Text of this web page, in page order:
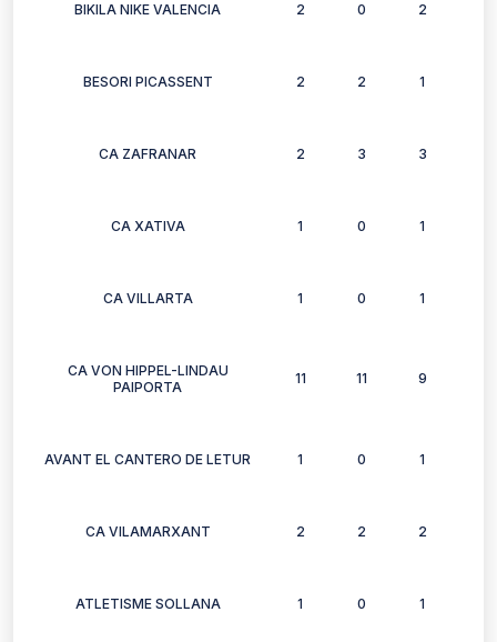
BIKILA NIKE VALENCIA 2 0 2
BESORI PICASSENT 2 2 1
CA ZAFRANAR 2 3 3
CA XATIVA 1 0 1
CA VILLARTA 1 0 1
CA VON HIPPEL-LINDAU
PAIPORTA
11 11 9
AVANT EL CANTERO DE LETUR 1 0 1
CA VILAMARXANT 2 2 2
ATLETISME SOLLANA 1 0 1